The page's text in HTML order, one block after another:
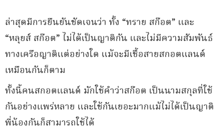
ล่าสุดมีการยืนยันชัดเจนว่า ทั้ง “ทราย สก๊อต” และ
“หลุยส์ สก๊อต” ไม่ได้เป็นญาติกัน และไม่มีความสัมพันธ์
ทางเครือญาติแต่อย่างใด แม้จะมีเชื้อสายสกอตแลนด์
เหมือนกันก็ตาม
ทั้งนี้คนสกอตแลนด์ มักใช้คำว่าสก๊อต เป็นนามสกุลที่ใช้
กันอย่างแพร่หลาย และใช้กันเยอะมากแม้ไม่ได้เป็นญาติ
พี่น้องกันก็สามารถใช้ได้